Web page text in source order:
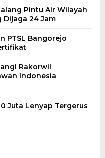
Pintu Air Wilayah
Dijaga 24 Jam
PTSL Bangorejo
Rakorwil
Indonesia
Juta Lenyap Tergerus